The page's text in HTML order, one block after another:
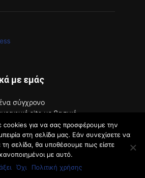
με εμάς
σύγχρονο
site με βασικό
έγκαιρη ενημέρωση
με συνεχή ροή
πολιτικής,
διεθνή, υγείας,
life style.
cookies για να σας προσφέρουμε την
στη σελίδα μας. Εάν συνεχίσετε να
τη σελίδα, θα υποθέσουμε πως είστε
με αυτό.
Όχι Πολιτική χρήσης